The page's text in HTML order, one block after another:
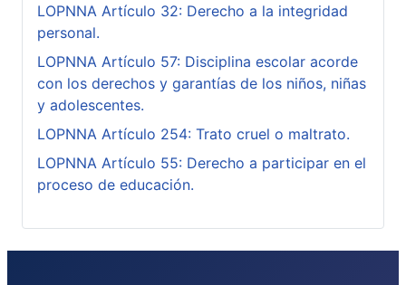
LOPNNA Artículo 32: Derecho a la integridad
personal.
LOPNNA Artículo 57: Disciplina escolar acorde
con los derechos y garantías de los niños, niñas
y adolescentes.
LOPNNA Artículo 254: Trato cruel o maltrato.
LOPNNA Artículo 55: Derecho a participar en el
proceso de educación.